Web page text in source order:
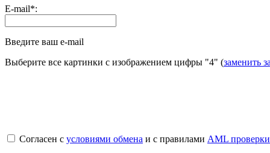
E-mail*:
Введите ваш e-mail
Выберите все картинки с изображением цифры "4" (заменить
Согласен с условиями обмена и с правилами AML проверки